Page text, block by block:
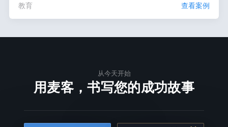
教育 查看案例
从今天开始
用麦客，书写您的成功故事